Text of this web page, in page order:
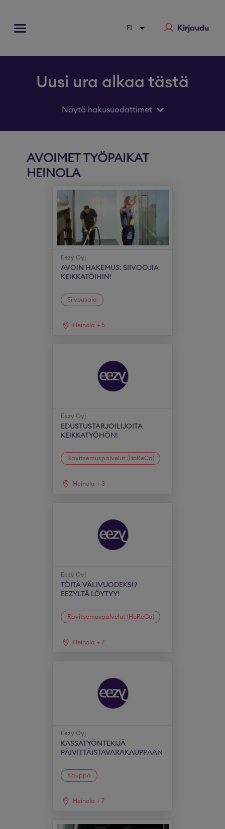
Kirjaudu
Uusi ura alkaa tästä
Näytä hakusuodattimet
AVOIMET TYÖPAIKAT
HEINOLA
Eezy Oyj
AVOIN HAKEMUS: SIIVOOJIA
KEIKKATÖIHIN!
Siivousala
Heinola + 5
Eezy Oyj
EDUSTUSTARJOILIJOITA
KEIKKATYÖHÖN!
Ravitsemuspalvelut (HoReCa)
Heinola + 3
Eezy Oyj
TÖITÄ VÄLIVUODEKSI?
EEZYLTÄ LÖYTYY!
Ravitsemuspalvelut (HoReCa)
Heinola + 7
Eezy Oyj
KASSATYÖNTEKIJÄ
PÄIVITTÄISTAVARAKAUPPAAN
Kauppa
Heinola + 7